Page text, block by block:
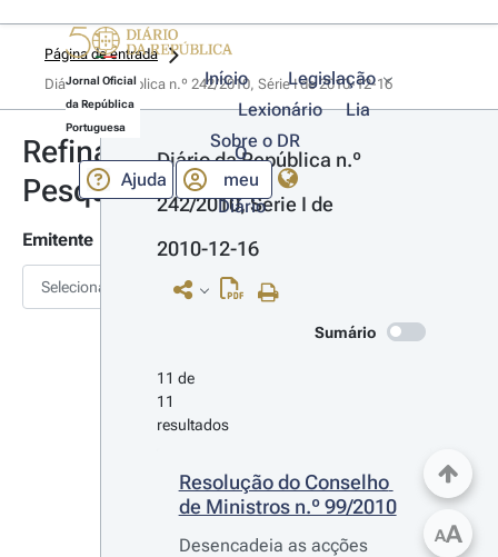
Jornal Oficial
da República
Portuguesa
Início
Legislação
Lexionário
Lia
Sobre o DR
Ajuda
O
meu
Diário
Página de entrada
Diário da República n.º 242/2010, Série I de 2010-12-16
Refinar
Pesquisa
Emitente
Selecionar
Diário da República n.º
242/2010, Série I de
2010-12-16
Sumário
11 de
11
resultados
Resolução do Conselho
de Ministros n.º 99/2010
Desencadeia as acções
AA